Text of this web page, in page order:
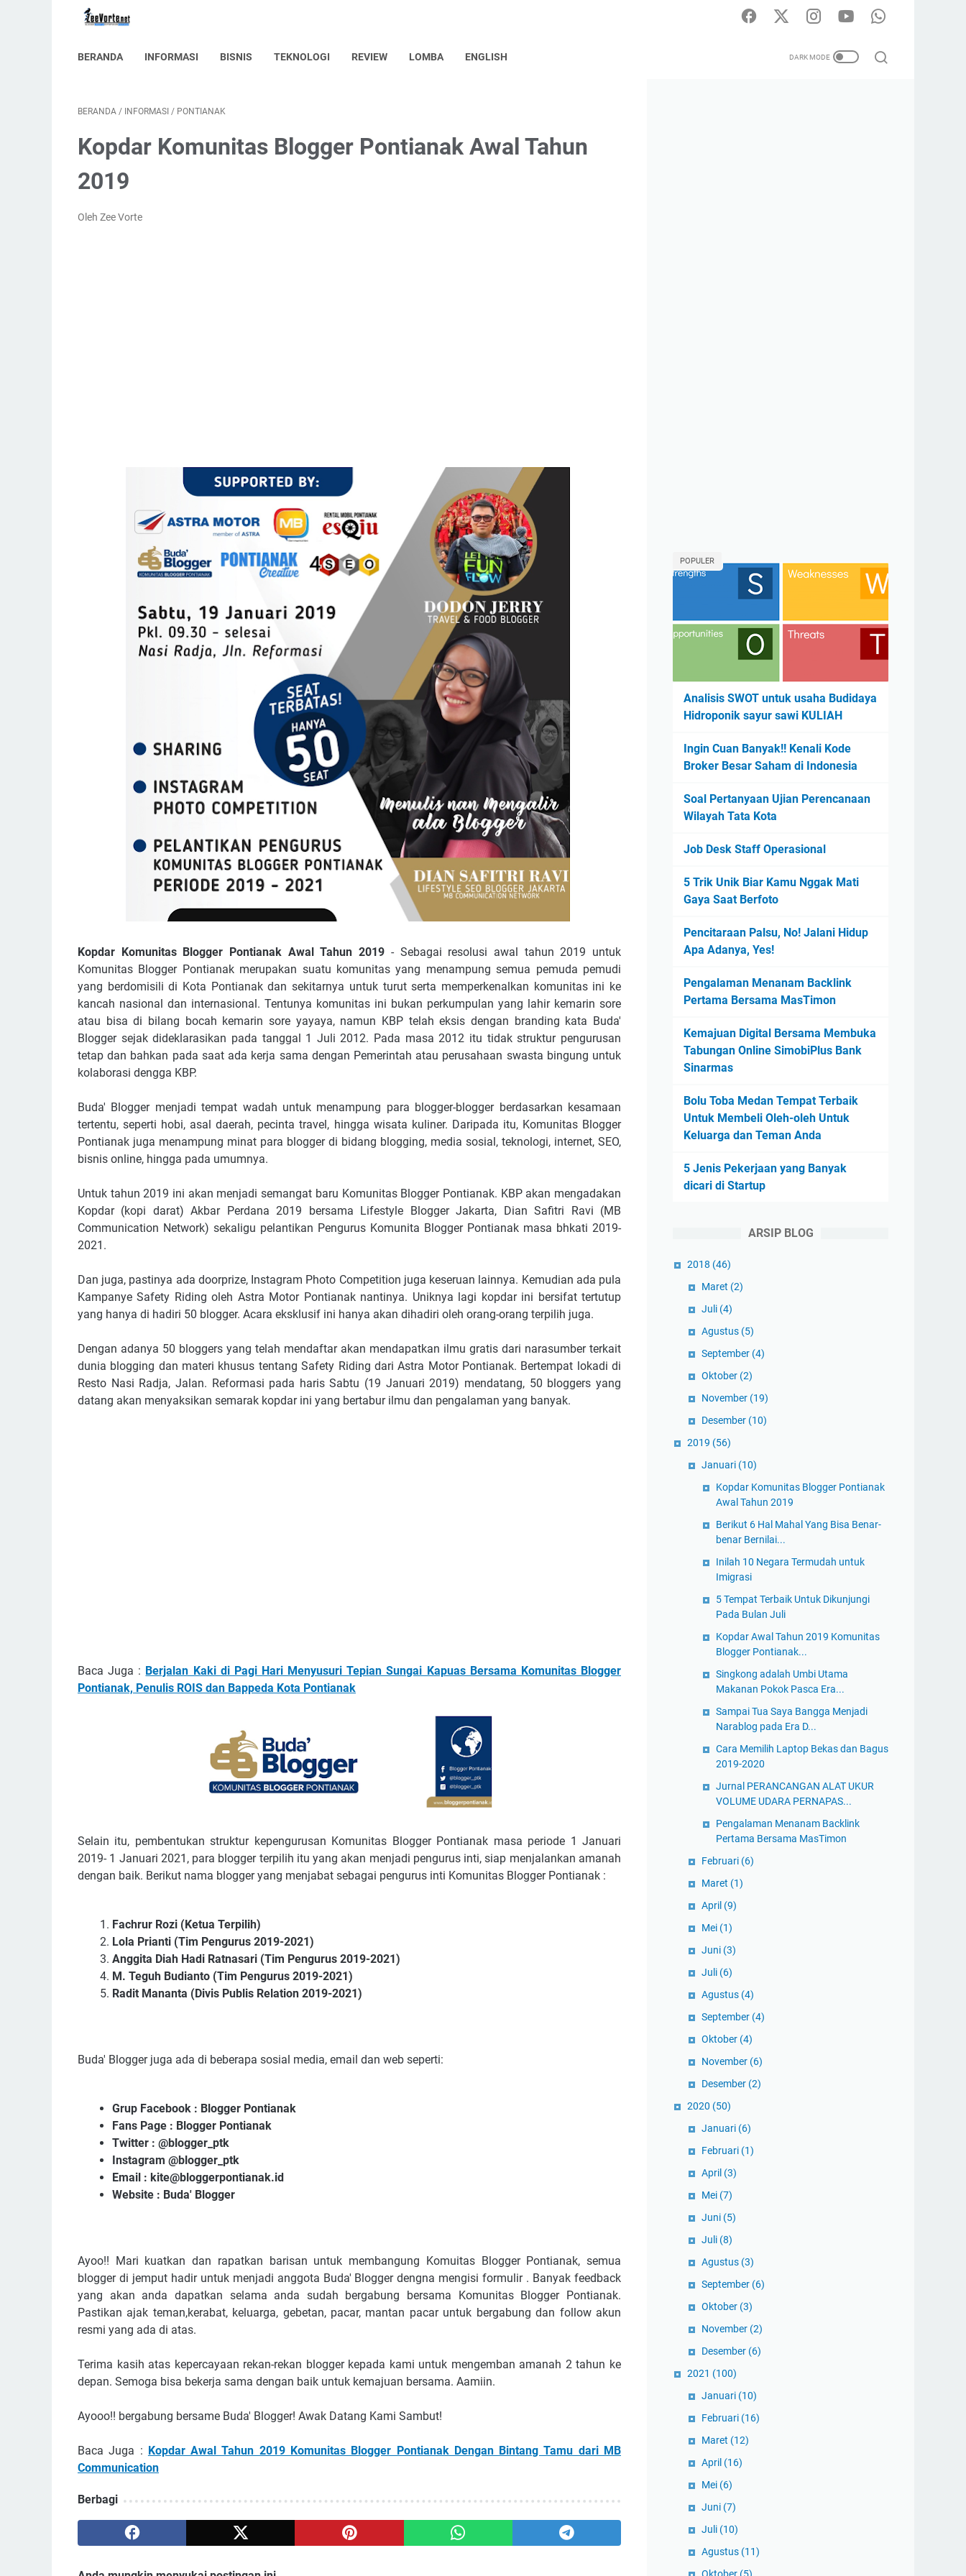
BERANDA INFORMASI BISNIS TEKNOLOGI REVIEW LOMBA ENGLISH
BERANDA / INFORMASI / PONTIANAK
Kopdar Komunitas Blogger Pontianak Awal Tahun
2019
Oleh Zee Vorte
Kopdar Komunitas Blogger Pontianak Awal Tahun 2019 - Sebagai resolusi awal tahun 2019 untuk
Komunitas Blogger Pontianak merupakan suatu komunitas yang menampung semua pemuda pemudi
yang berdomisili di Kota Pontianak dan sekitarnya untuk turut serta memperkenalkan komunitas ini ke
kancah nasional dan internasional. Tentunya komunitas ini bukan perkumpulan yang lahir kemarin sore
atau bisa di bilang bocah kemarin sore yayaya, namun KBP telah eksis dengan branding kata Buda'
Blogger sejak dideklarasikan pada tanggal 1 Juli 2012. Pada masa 2012 itu tidak struktur pengurusan
tetap dan bahkan pada saat ada kerja sama dengan Pemerintah atau perusahaan swasta bingung untuk
kolaborasi dengga KBP.
Buda' Blogger menjadi tempat wadah untuk menampung para blogger-blogger berdasarkan kesamaan
tertentu, seperti hobi, asal daerah, pecinta travel, hingga wisata kuliner. Daripada itu, Komunitas Blogger
Pontianak juga menampung minat para blogger di bidang blogging, media sosial, teknologi, internet, SEO,
bisnis online, hingga pada umumnya.
Untuk tahun 2019 ini akan menjadi semangat baru Komunitas Blogger Pontianak. KBP akan mengadakan
Kopdar (kopi darat) Akbar Perdana 2019 bersama Lifestyle Blogger Jakarta, Dian Safitri Ravi (MB
Communication Network) sekaligu pelantikan Pengurus Komunita Blogger Pontianak masa bhkati 2019-
2021.
Dan juga, pastinya ada doorprize, Instagram Photo Competition juga keseruan lainnya. Kemudian ada pula
Kampanye Safety Riding oleh Astra Motor Pontianak nantinya. Uniknya lagi kopdar ini bersifat tertutup
yang hanya di hadiri 50 blogger. Acara eksklusif ini hanya akan dihadiri oleh orang-orang terpilih juga.
Dengan adanya 50 bloggers yang telah mendaftar akan mendapatkan ilmu gratis dari narasumber terkait
dunia blogging dan materi khusus tentang Safety Riding dari Astra Motor Pontianak. Bertempat lokadi di
Resto Nasi Radja, Jalan. Reformasi pada haris Sabtu (19 Januari 2019) mendatang, 50 bloggers yang
datang akan menyaksikan semarak kopdar ini yang bertabur ilmu dan pengalaman yang banyak.
Baca Juga : Berjalan Kaki di Pagi Hari Menyusuri Tepian Sungai Kapuas Bersama Komunitas Blogger
Pontianak, Penulis ROIS dan Bappeda Kota Pontianak
Selain itu, pembentukan struktur kepengurusan Komunitas Blogger Pontianak masa periode 1 Januari
2019- 1 Januari 2021, para blogger terpilih itu yang akan menjadi pengurus inti, siap menjalankan amanah
dengan baik. Berikut nama blogger yang menjabat sebagai pengurus inti Komunitas Blogger Pontianak :
Fachrur Rozi (Ketua Terpilih)
Lola Prianti (Tim Pengurus 2019-2021)
Anggita Diah Hadi Ratnasari (Tim Pengurus 2019-2021)
M. Teguh Budianto (Tim Pengurus 2019-2021)
Radit Mananta (Divis Publis Relation 2019-2021)
Buda' Blogger juga ada di beberapa sosial media, email dan web seperti:
Grup Facebook : Blogger Pontianak
Fans Page : Blogger Pontianak
Twitter : @blogger_ptk
Instagram @blogger_ptk
Email : kite@bloggerpontianak.id
Website : Buda' Blogger
Ayoo!! Mari kuatkan dan rapatkan barisan untuk membangung Komuitas Blogger Pontianak, semua
blogger di jemput hadir untuk menjadi anggota Buda' Blogger dengna mengisi formulir . Banyak feedback
yang akan anda dapatkan selama anda sudah bergabung bersama Komunitas Blogger Pontianak.
Pastikan ajak teman,kerabat, keluarga, gebetan, pacar, mantan pacar untuk bergabung dan follow akun
resmi yang ada di atas.
Terima kasih atas kepercayaan rekan-rekan blogger kepada kami untuk mengemban amanah 2 tahun ke
depan. Semoga bisa bekerja sama dengan baik untuk kemajuan bersama. Aamiin.
Ayooo!! bergabung bersame Buda' Blogger! Awak Datang Kami Sambut!
Baca Juga : Kopdar Awal Tahun 2019 Komunitas Blogger Pontianak Dengan Bintang Tamu dari MB
Communication
Berbagi
POPULER
Analisis SWOT untuk usaha Budidaya
Hidroponik sayur sawi KULIAH
Ingin Cuan Banyak!! Kenali Kode
Broker Besar Saham di Indonesia
Soal Pertanyaan Ujian Perencanaan
Wilayah Tata Kota
Job Desk Staff Operasional
5 Trik Unik Biar Kamu Nggak Mati
Gaya Saat Berfoto
Pencitaraan Palsu, No! Jalani Hidup
Apa Adanya, Yes!
Pengalaman Menanam Backlink
Pertama Bersama MasTimon
Kemajuan Digital Bersama Membuka
Tabungan Online SimobiPlus Bank
Sinarmas
Bolu Toba Medan Tempat Terbaik
Untuk Membeli Oleh-oleh Untuk
Keluarga dan Teman Anda
5 Jenis Pekerjaan yang Banyak
dicari di Startup
ARSIP BLOG
2018 (46)
Maret (2)
Juli (4)
Agustus (5)
September (4)
Oktober (2)
November (19)
Desember (10)
2019 (56)
Januari (10)
Kopdar Komunitas Blogger Pontianak
Awal Tahun 2019
Berikut 6 Hal Mahal Yang Bisa Benar-
benar Bernilai...
Inilah 10 Negara Termudah untuk
Imigrasi
5 Tempat Terbaik Untuk Dikunjungi
Pada Bulan Juli
Kopdar Awal Tahun 2019 Komunitas
Blogger Pontianak...
Singkong adalah Umbi Utama
Makanan Pokok Pasca Era...
Sampai Tua Saya Bangga Menjadi
Narablog pada Era D...
Cara Memilih Laptop Bekas dan Bagus
2019-2020
Jurnal PERANCANGAN ALAT UKUR
VOLUME UDARA PERNAPAS...
Pengalaman Menanam Backlink
Pertama Bersama MasTimon
Februari (6)
Maret (1)
April (9)
Mei (1)
Juni (3)
Juli (6)
Agustus (4)
September (4)
Oktober (4)
November (6)
Desember (2)
2020 (50)
Januari (6)
Februari (1)
April (3)
Mei (7)
Juni (5)
Juli (8)
Agustus (3)
September (6)
Oktober (3)
November (2)
Desember (6)
2021 (100)
Januari (10)
Februari (16)
Maret (12)
April (16)
Mei (6)
Juni (7)
Juli (10)
Agustus (11)